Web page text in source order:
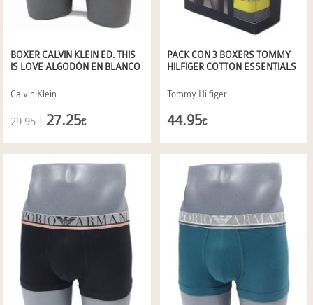
BOXER CALVIN KLEIN ED. THIS
IS LOVE ALGODÓN EN BLANCO
Calvin Klein
29.95 27.25€
PACK CON 3 BOXERS TOMMY
HILFIGER COTTON ESSENTIALS
Tommy Hilfiger
44.95€